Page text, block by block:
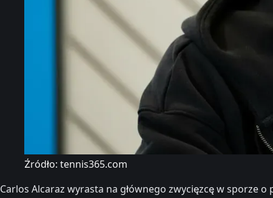
Źródło: tennis365.com
Carlos Alcaraz wyrasta na głównego zwycięzcę w sporze